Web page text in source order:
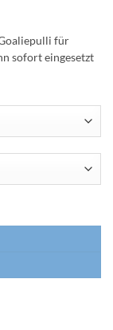
für
sofort eingesetzt